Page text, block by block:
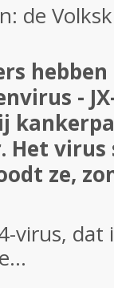
de
-
Het virus
ze,
virus,